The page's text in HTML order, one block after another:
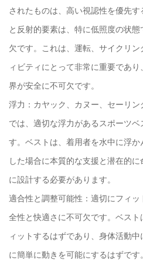
されたものは、高い視認性を優先
と反射的要素は、特に低照度の状
欠です。これは、運転、サイクリ
ィビティにとって非常に重要であ
界が安全に不可欠です。
浮力：カヤック、カヌー、セーリ
では、適切な浮力があるスポーツ
す。ベストは、着用者を水中に浮
した場合に本質的な支援と潜在的
に設計する必要があります。
適合性と調整可能性：適切にフィ
全性と快適さに不可欠です。ベス
ィットするはずであり、身体活動
に簡単に動きを可能にするはずで